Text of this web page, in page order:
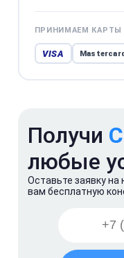
ПРИНИМАЕМ КАРТЫ
VISA
Получи
любые
Оставьте заявку
вам бесплатную